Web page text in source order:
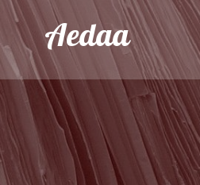
Aller
contenuAedaa